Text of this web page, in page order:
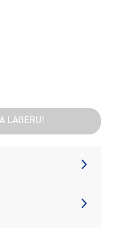
LAGERU!